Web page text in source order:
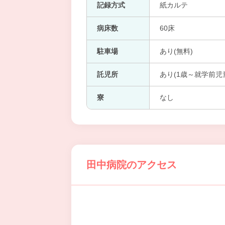
記録方式 紙カルテ
病床数 60床
駐車場 あり(無料)
託児所 あり(1歳～就学前児
寮 なし
田中病院のアクセス